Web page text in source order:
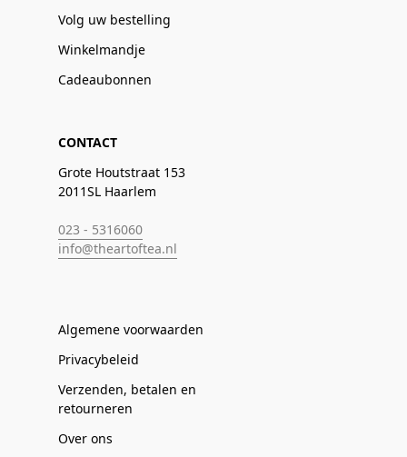
Volg uw bestelling
Winkelmandje
Cadeaubonnen
CONTACT
Grote Houtstraat 153
2011SL Haarlem
023 - 5316060
info@theartoftea.nl
Algemene voorwaarden
Privacybeleid
Verzenden, betalen en
retourneren
Over ons